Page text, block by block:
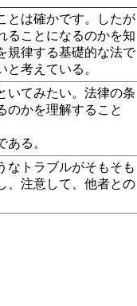
とは確かです。したが
ることになるのかを知
規律する基礎的な法で
考えている。
いてみたい。法律の条
のかを理解すること
る。
なトラブルがそもそも
、注意して、他者との